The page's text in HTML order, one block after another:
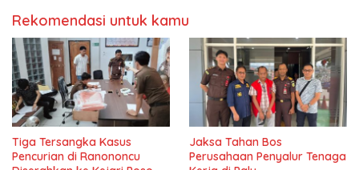
Rekomendasi untuk kamu
Tiga Tersangka Kasus
Pencurian di Ranononcu
Jaksa Tahan Bos
Perusahaan Penyalur Tenaga